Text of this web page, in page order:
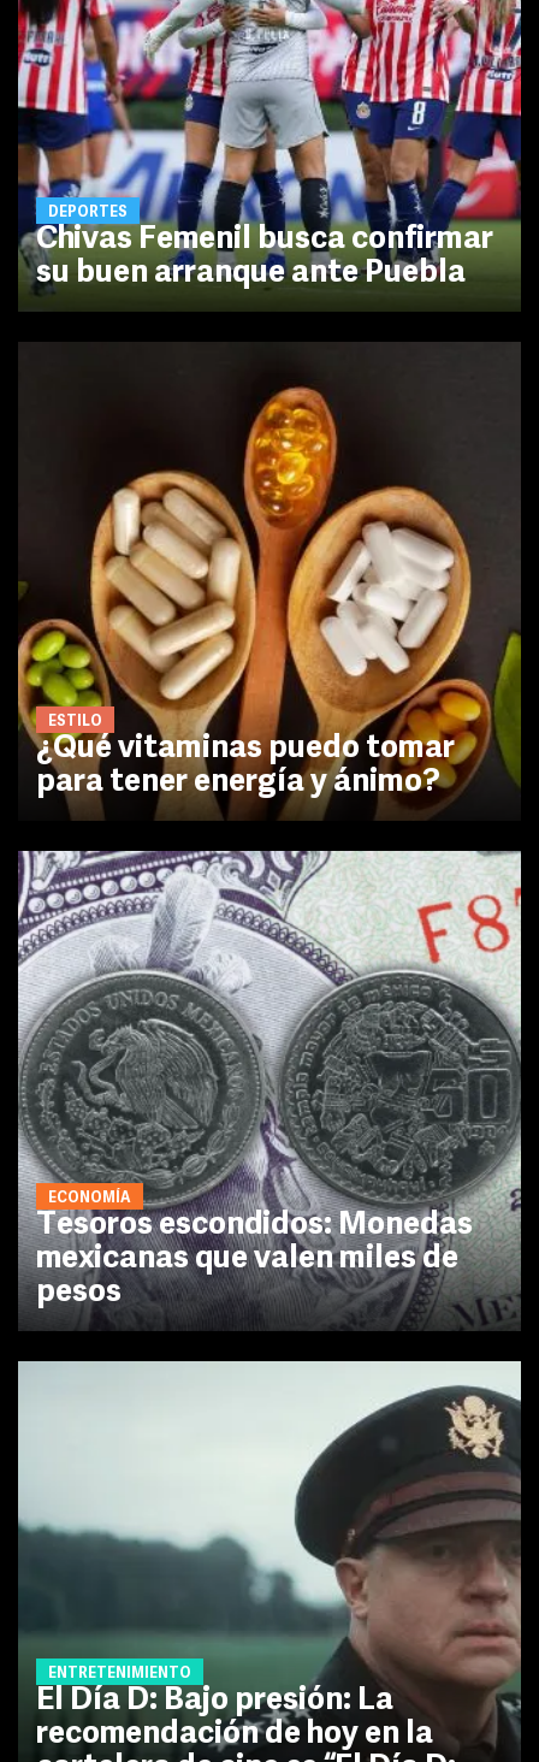
DEPORTES
Chivas Femenil busca confirmar
su buen arranque ante Puebla
ESTILO
¿Qué vitaminas puedo tomar
para tener energía y ánimo?
ECONOMÍA
Tesoros escondidos: Monedas
mexicanas que valen miles de
pesos
ENTRETENIMIENTO
El Día D: Bajo presión: La
recomendación de hoy en la